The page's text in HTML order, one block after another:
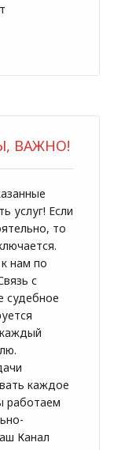
ВАЖНО!
услуг! Если
то
нам по
с
судебное
каждое
работаем
Канал